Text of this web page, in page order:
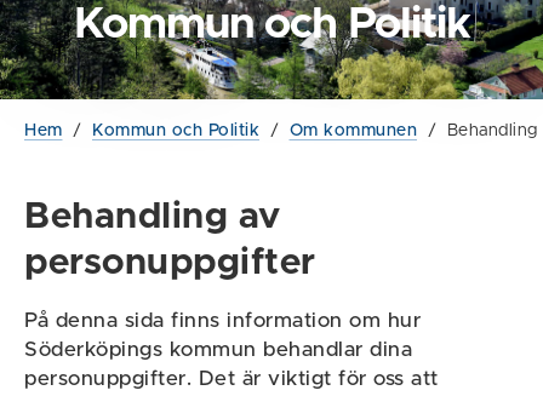
Kommun och Politik
Hem / Kommun och Politik / Om kommunen /
Behandling av
personuppgifter
På denna sida finns information om hur
Söderköpings kommun behandlar dina
personuppgifter. Det är viktigt för oss att